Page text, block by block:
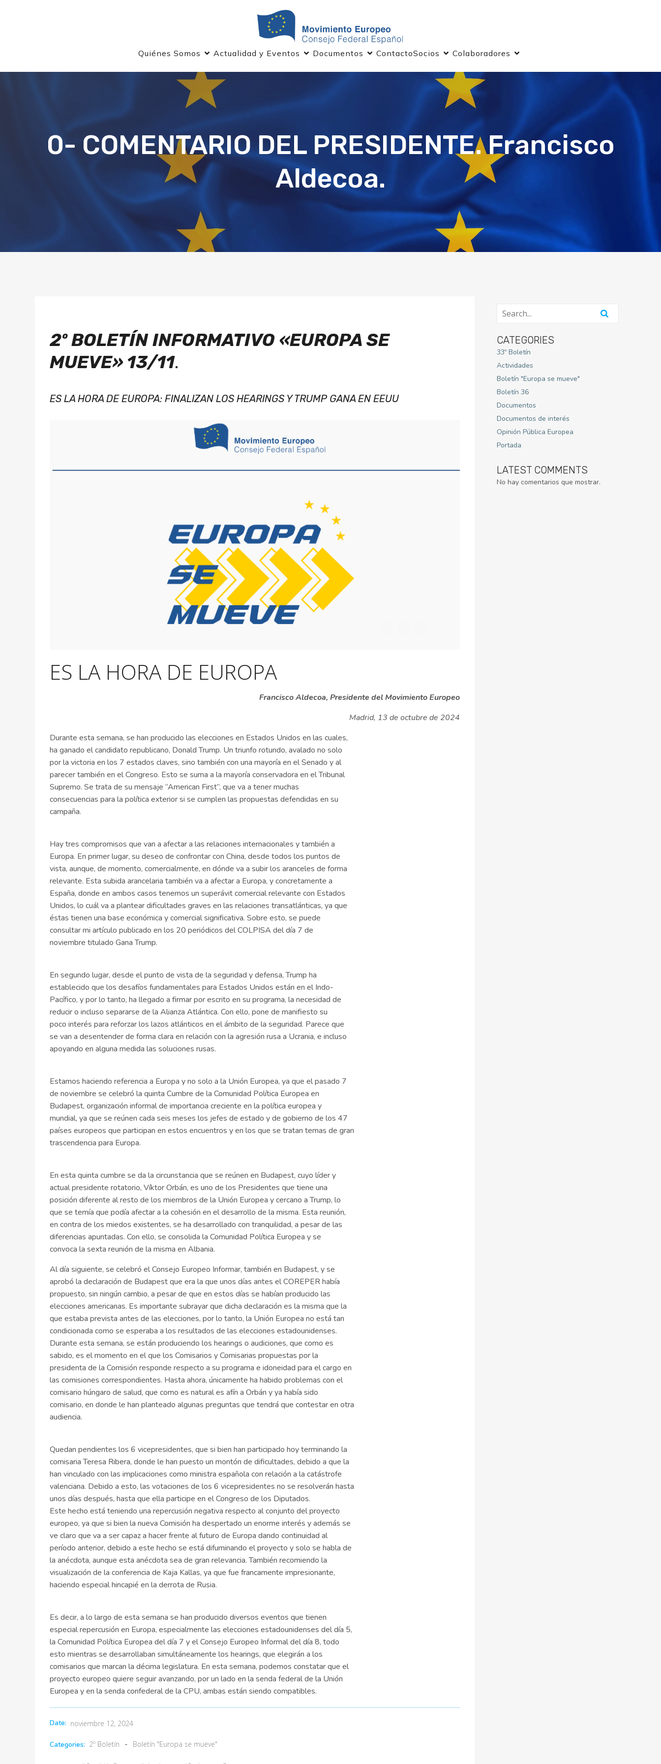
Quiénes Somos Actualidad y Eventos Documentos ContactoSocios Colaboradores
0- COMENTARIO DEL PRESIDENTE. Francisco
Aldecoa.
2º BOLETÍN INFORMATIVO «EUROPA SE
MUEVE» 13/11.
ES LA HORA DE EUROPA: FINALIZAN LOS HEARINGS Y TRUMP GANA EN EEUU
ES LA HORA DE EUROPA
Francisco Aldecoa, Presidente del Movimiento Europeo
Madrid, 13 de octubre de 2024
Durante esta semana, se han producido las elecciones en Estados Unidos en las cuales,
ha ganado el candidato republicano, Donald Trump. Un triunfo rotundo, avalado no solo
por la victoria en los 7 estados claves, sino también con una mayoría en el Senado y al
parecer también en el Congreso. Esto se suma a la mayoría conservadora en el Tribunal
Supremo. Se trata de su mensaje “American First”, que va a tener muchas
consecuencias para la política exterior si se cumplen las propuestas defendidas en su
campaña.
Hay tres compromisos que van a afectar a las relaciones internacionales y también a
Europa. En primer lugar, su deseo de confrontar con China, desde todos los puntos de
vista, aunque, de momento, comercialmente, en dónde va a subir los aranceles de forma
relevante. Esta subida arancelaria también va a afectar a Europa, y concretamente a
España, donde en ambos casos tenemos un superávit comercial relevante con Estados
Unidos, lo cuál va a plantear dificultades graves en las relaciones transatlánticas, ya que
éstas tienen una base económica y comercial significativa. Sobre esto, se puede
consultar mi artículo publicado en los 20 periódicos del COLPISA del día 7 de
noviembre titulado Gana Trump.
En segundo lugar, desde el punto de vista de la seguridad y defensa, Trump ha
establecido que los desafíos fundamentales para Estados Unidos están en el Indo-
Pacífico, y por lo tanto, ha llegado a firmar por escrito en su programa, la necesidad de
reducir o incluso separarse de la Alianza Atlántica. Con ello, pone de manifiesto su
poco interés para reforzar los lazos atlánticos en el ámbito de la seguridad. Parece que
se van a desentender de forma clara en relación con la agresión rusa a Ucrania, e incluso
apoyando en alguna medida las soluciones rusas.
Estamos haciendo referencia a Europa y no solo a la Unión Europea, ya que el pasado 7
de noviembre se celebró la quinta Cumbre de la Comunidad Política Europea en
Budapest, organización informal de importancia creciente en la política europea y
mundial, ya que se reúnen cada seis meses los jefes de estado y de gobierno de los 47
países europeos que participan en estos encuentros y en los que se tratan temas de gran
trascendencia para Europa.
En esta quinta cumbre se da la circunstancia que se reúnen en Budapest, cuyo líder y
actual presidente rotatorio, Víktor Orbán, es uno de los Presidentes que tiene una
posición diferente al resto de los miembros de la Unión Europea y cercano a Trump, lo
que se temía que podía afectar a la cohesión en el desarrollo de la misma. Esta reunión,
en contra de los miedos existentes, se ha desarrollado con tranquilidad, a pesar de las
diferencias apuntadas. Con ello, se consolida la Comunidad Política Europea y se
convoca la sexta reunión de la misma en Albania.
Al día siguiente, se celebró el Consejo Europeo Informar, también en Budapest, y se
aprobó la declaración de Budapest que era la que unos días antes el COREPER había
propuesto, sin ningún cambio, a pesar de que en estos días se habían producido las
elecciones americanas. Es importante subrayar que dicha declaración es la misma que la
que estaba prevista antes de las elecciones, por lo tanto, la Unión Europea no está tan
condicionada como se esperaba a los resultados de las elecciones estadounidenses.
Durante esta semana, se están produciendo los hearings o audiciones, que como es
sabido, es el momento en el que los Comisarios y Comisarias propuestas por la
presidenta de la Comisión responde respecto a su programa e idoneidad para el cargo en
las comisiones correspondientes. Hasta ahora, únicamente ha habido problemas con el
comisario húngaro de salud, que como es natural es afín a Orbán y ya había sido
comisario, en donde le han planteado algunas preguntas que tendrá que contestar en otra
audiencia.
Quedan pendientes los 6 vicepresidentes, que si bien han participado hoy terminando la
comisaria Teresa Ribera, donde le han puesto un montón de dificultades, debido a que la
han vinculado con las implicaciones como ministra española con relación a la catástrofe
valenciana. Debido a esto, las votaciones de los 6 vicepresidentes no se resolverán hasta
unos días después, hasta que ella participe en el Congreso de los Diputados.
Este hecho está teniendo una repercusión negativa respecto al conjunto del proyecto
europeo, ya que si bien la nueva Comisión ha despertado un enorme interés y además se
ve claro que va a ser capaz a hacer frente al futuro de Europa dando continuidad al
período anterior, debido a este hecho se está difuminando el proyecto y solo se habla de
la anécdota, aunque esta anécdota sea de gran relevancia. También recomiendo la
visualización de la conferencia de Kaja Kallas, ya que fue francamente impresionante,
haciendo especial hincapié en la derrota de Rusia.
Es decir, a lo largo de esta semana se han producido diversos eventos que tienen
especial repercusión en Europa, especialmente las elecciones estadounidenses del día 5,
la Comunidad Política Europea del día 7 y el Consejo Europeo Informal del día 8, todo
esto mientras se desarrollaban simultáneamente los hearings, que elegirán a los
comisarios que marcan la décima legislatura. En esta semana, podemos constatar que el
proyecto europeo quiere seguir avanzando, por un lado en la senda federal de la Unión
Europea y en la senda confederal de la CPU, ambas están siendo compatibles.
Date: noviembre 12, 2024
Categories: 2º Boletín - Boletín "Europa se mueve"
CATEGORIES
33º Boletín
Actividades
Boletín "Europa se mueve"
Boletín 36
Documentos
Documentos de interés
Opinión Pública Europea
Portada
LATEST COMMENTS
No hay comentarios que mostrar.